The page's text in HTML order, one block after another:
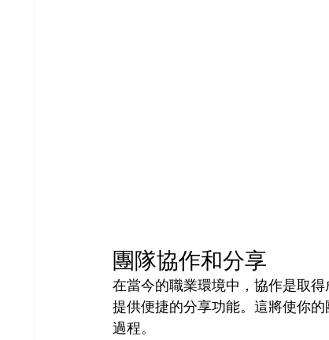
團隊協作和分享
在當今的職業環境中，協作是取
提供便捷的分享功能。這將使你
過程。